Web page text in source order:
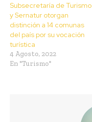
Subsecretaría de Turismo
y Sernatur otorgan
distinción a 14 comunas
del país por su vocación
turística
4 Agosto, 2022
En "Turismo"